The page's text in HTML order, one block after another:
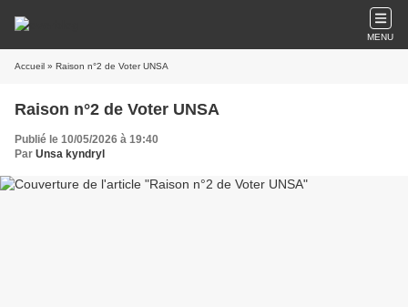
MENU
Accueil » Raison n°2 de Voter UNSA
Raison n°2 de Voter UNSA
Publié le 10/05/2026 à 19:40
Par Unsa kyndryl